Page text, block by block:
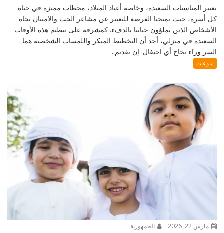
تعتبر المناسبات السعيدة، وخاصة أعياد الميلاد، محطات مميزة في حياة
كل أسرة، حيث تمنحنا الفرصة للتعبير عن مشاعر الحب والامتنان تجاه
الأشخاص الذين يملؤون حياتنا بالدفء. كمشرفة على تنظيم هذه الأوقات
السعيدة في منزلي، أجد أن التخطيط المبكر واللمسات الشخصية هما
السر وراء نجاح أي احتفال. إن تقديم...
منوعات
مارس 22, 2026 الجمهورية